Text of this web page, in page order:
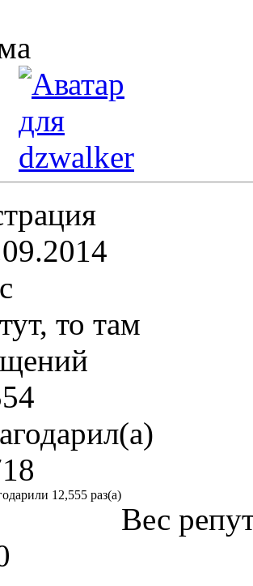
то там
12,555 раз(а)
Вес